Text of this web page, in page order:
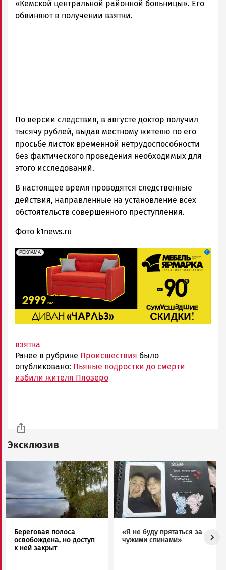
|
«Кемской центральной районной больницы». Его
обвиняют в получении взятки.
По версии следствия, в августе доктор получил
тысячу рублей, выдав местному жителю по его
просьбе листок временной нетрудоспособности
без фактического проведения необходимых для
этого исследований.
В настоящее время проводятся следственные
действия, направленные на установление всех
обстоятельств совершенного преступления.
Фото k1news.ru
erid: 2SDnjeFymr3
РЕКЛАМА
Реклама
взятка
Ранее в рубрике Происшествия было
опубликовано: Пьяные подростки до смерти
избили жителя Пяозеро
Эксклюзив
Береговая полоса
освобождена, но доступ
к ней закрыт
Image
«Я не буду прятаться за
чужими спинами»